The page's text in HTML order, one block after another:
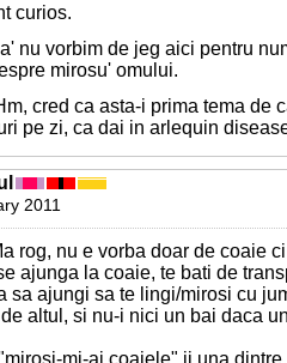
curios.
nu vorbim de jeg aici pentru
mirosu' omului.
cred ca asta-i prima tema de
pe zi, ca dai in arlequin
2011
rog, nu e vorba doar de coaie
ajunga la coaie, te bati de
sa ajungi sa te lingi/mirosi cu
altul, si nu-i nici un bai daca
mi-ai coaiele" ii una